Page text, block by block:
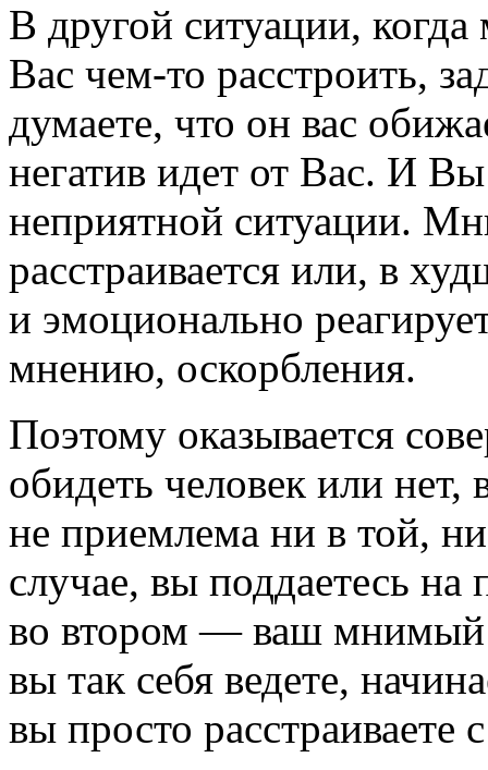
В другой ситуации,
Вас чем-то расстроить,
думаете, что он вас
негатив идет от Вас. И
неприятной ситуации.
расстраивается или, в
и эмоционально
мнению, оскорбления.
Поэтому оказывается
обидеть человек или
не приемлема ни в той,
случае, вы поддаетесь
во втором — ваш мнимый
вы так себя ведете,
вы просто